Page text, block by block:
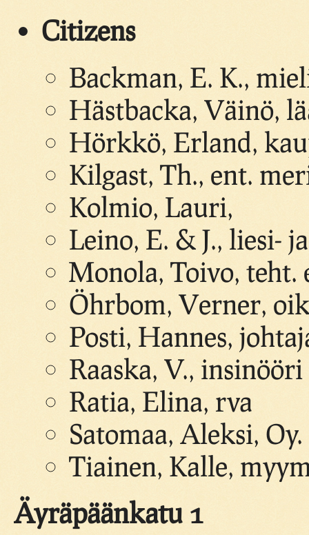
Citizens
Backman, E. K.,
Hästbacka, Väinö,
Hörkkö, Erland,
Kilgast, Th., ent.
Kolmio, Lauri,
Leino, E. & J., liesi-
Monola, Toivo, teht.
Öhrbom, Verner,
Posti, Hannes,
Raaska, V., insinööri
Ratia, Elina, rva
Satomaa, Aleksi,
Tiainen, Kalle,
Äyräpäänkatu 1